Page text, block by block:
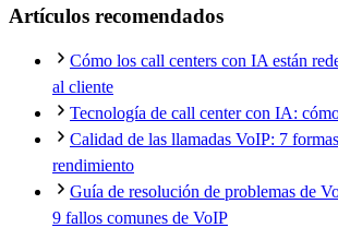
Artículos recomendados
Cómo los call centers con IA están
al cliente
Tecnología de call center con IA:
Calidad de las llamadas VoIP: 7
rendimiento
Guía de resolución de problemas de
9 fallos comunes de VoIP